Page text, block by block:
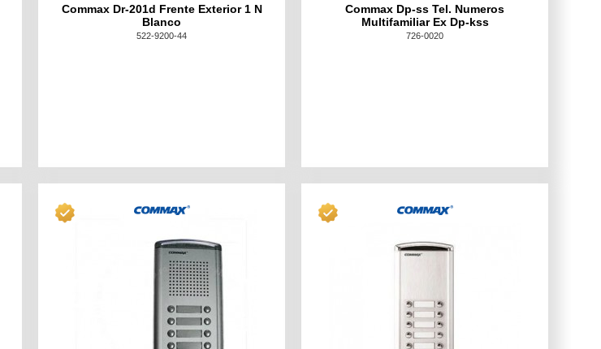
Commax Dr-201d Frente Exterior 1 N
Blanco
522-9200-44
Commax Dp-ss Tel. Numeros
Multifamiliar Ex Dp-kss
726-0020